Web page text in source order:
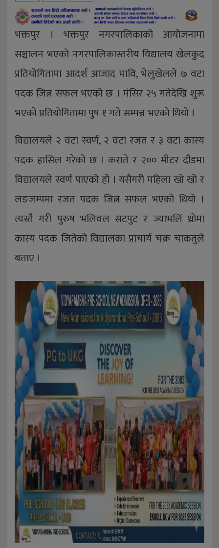
भक्तपुर । भक्तपुर नगरपालिकाको आयोजनामा
सञ्चालन भएको नगरपालिकास्तरीय विद्यालय खेलकुद
प्रतियोगितामा आदर्श आजाद मावि, भेलुखेलले ७ वटा
पदक जित्न सफल भएको छ । मंसिर २५ गतेदेखि शुरू
भएकाे प्रतियोगितामा पुष १ गते सम्पन्न भएकाे थियाे ।
विद्यालयले २ वटा स्वर्ण, २ वटा रजत र ३ वटा कास्य
पदक हासिल गरेको छ । कराते र २०० मीटर दौडमा
विद्यालयले स्वर्ण पाएको हो । यसैगरी महिला खो खो र
लङजम्पमा रजत पदक जित्न सफल भएको थियो ।
त्यस्तै गरी पुरुष भलिवल सटपुट र ज्याभलिं थ्रोमा
कास्य पदक जितेको विद्यालका प्राचार्य चक्र चाकतुले
बताए ।